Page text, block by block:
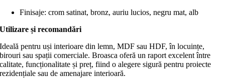
Finisaje: crom satinat, bronz, auriu lucios, negru mat, alb
Utilizare și recomandări
Ideală pentru uși interioare din lemn, MDF sau HDF, în locuințe,
birouri sau spații comerciale. Broasca oferă un raport excelent între
calitate, funcționalitate și preț, fiind o alegere sigură pentru proiecte
rezidențiale sau de amenajare interioară.